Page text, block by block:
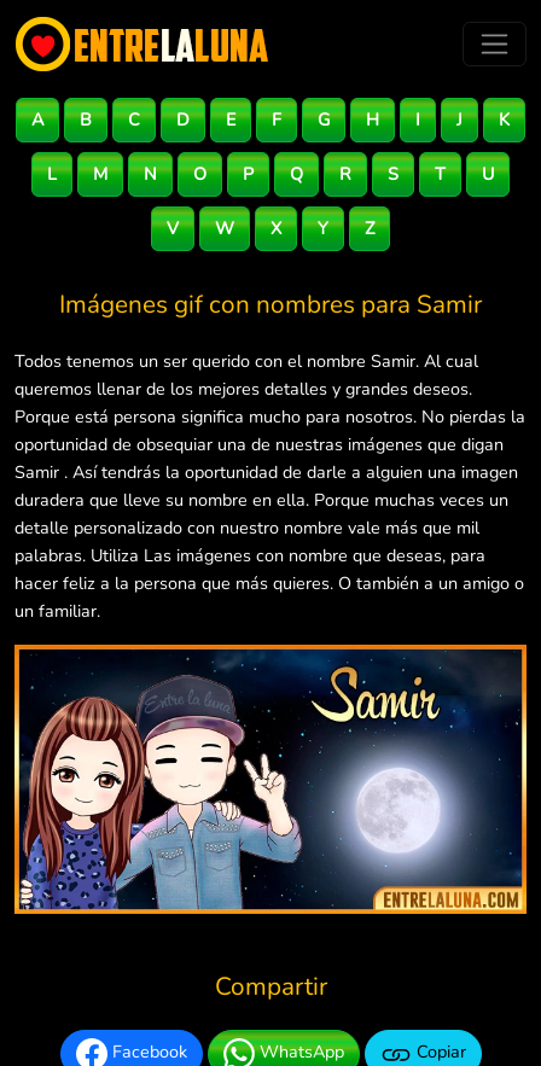
A B C D E F G H I J K
L M N O P Q R S T U
V W X Y Z
Imágenes gif con nombres para Samir
Todos tenemos un ser querido con el nombre Samir. Al cual
queremos llenar de los mejores detalles y grandes deseos.
Porque está persona significa mucho para nosotros. No pierdas la
oportunidad de obsequiar una de nuestras imágenes que digan
Samir . Así tendrás la oportunidad de darle a alguien una imagen
duradera que lleve su nombre en ella. Porque muchas veces un
detalle personalizado con nuestro nombre vale más que mil
palabras. Utiliza Las imágenes con nombre que deseas, para
hacer feliz a la persona que más quieres. O también a un amigo o
un familiar.
Compartir
Facebook WhatsApp Copiar